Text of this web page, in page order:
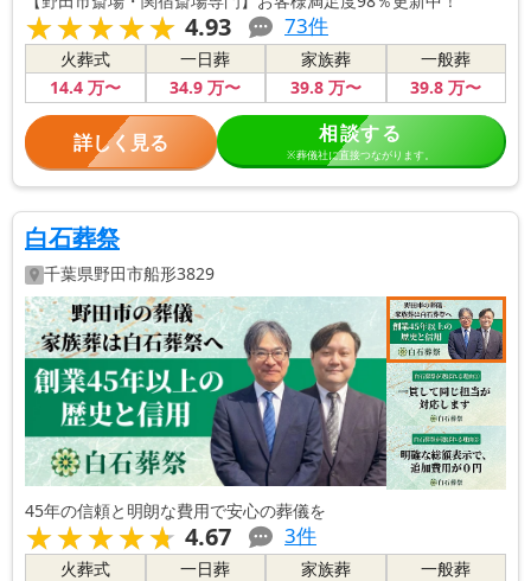
★★★★★
★★★★★ 4.93 73件
火葬式
14.4万〜
一日葬
34.9 万〜
家族葬
39.8万〜
一般葬
39.8 万〜
詳しく見る 相談する
※葬儀社に直接つながります。
白石葬祭
千葉県野田市船形3829
45年の信頼と明朗な費用で安心の葬儀を
★★★★★
★★★★★ 4.67 3件
火葬式
一日葬
家族葬
一般葬